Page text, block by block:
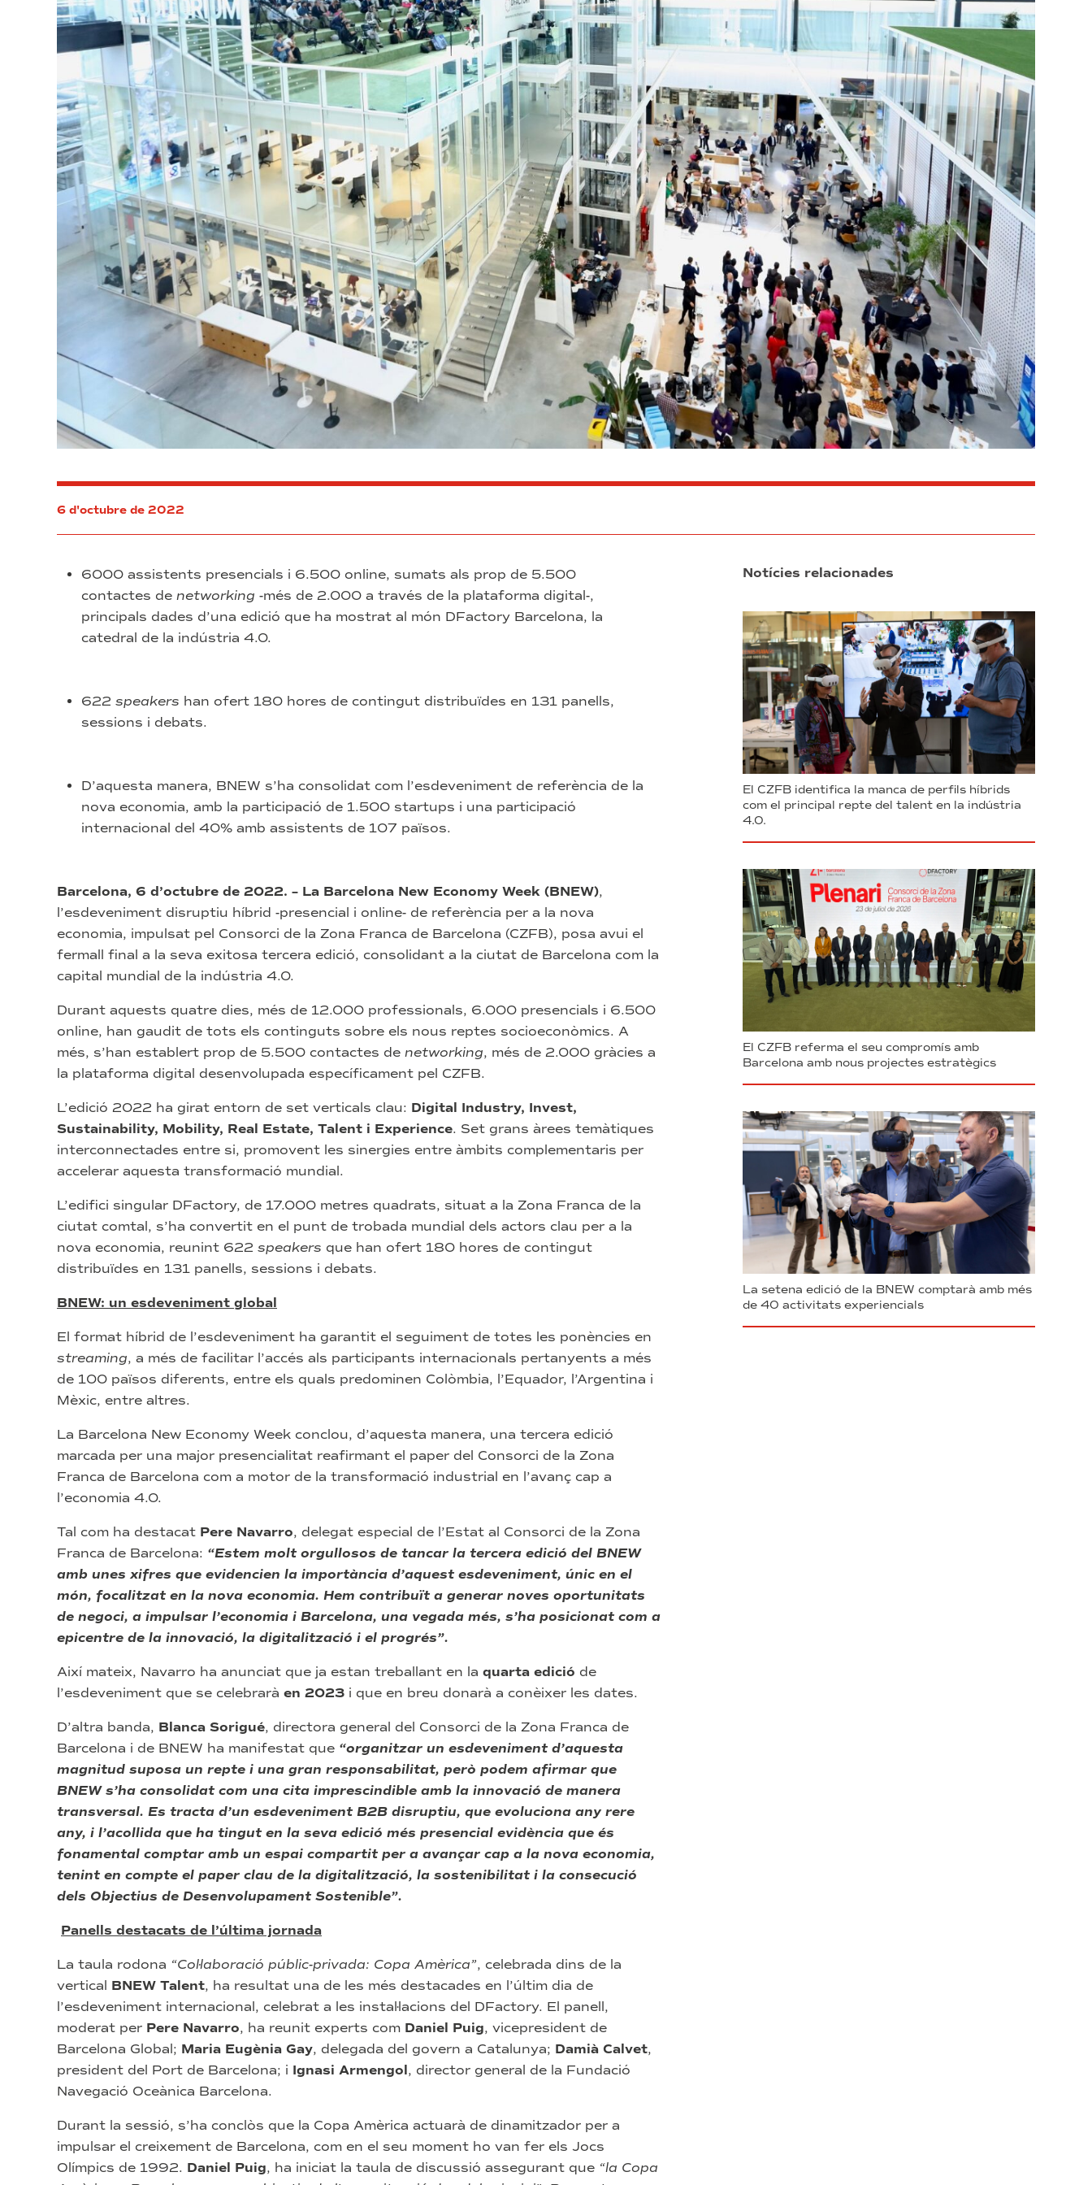
6 d'octubre de 2022
6000 assistents presencials i 6.500 online, sumats als prop de 5.500
contactes de networking -més de 2.000 a través de la plataforma digital-,
principals dades d’una edició que ha mostrat al món DFactory Barcelona, la
catedral de la indústria 4.0.
622 speakers han ofert 180 hores de contingut distribuïdes en 131 panells,
sessions i debats.
D’aquesta manera, BNEW s’ha consolidat com l’esdeveniment de referència de la
nova economia, amb la participació de 1.500 startups i una participació
internacional del 40% amb assistents de 107 països.
Barcelona, 6 d’octubre de 2022. – La Barcelona New Economy Week (BNEW),
l’esdeveniment disruptiu híbrid -presencial i online- de referència per a la nova
economia, impulsat pel Consorci de la Zona Franca de Barcelona (CZFB), posa avui el
fermall final a la seva exitosa tercera edició, consolidant a la ciutat de Barcelona com la
capital mundial de la indústria 4.0.
Durant aquests quatre dies, més de 12.000 professionals, 6.000 presencials i 6.500
online, han gaudit de tots els continguts sobre els nous reptes socioeconòmics. A
més, s’han establert prop de 5.500 contactes de networking, més de 2.000 gràcies a
la plataforma digital desenvolupada específicament pel CZFB.
L’edició 2022 ha girat entorn de set verticals clau: Digital Industry, Invest,
Sustainability, Mobility, Real Estate, Talent i Experience. Set grans àrees temàtiques
interconnectades entre si, promovent les sinergies entre àmbits complementaris per
accelerar aquesta transformació mundial.
L’edifici singular DFactory, de 17.000 metres quadrats, situat a la Zona Franca de la
ciutat comtal, s’ha convertit en el punt de trobada mundial dels actors clau per a la
nova economia, reunint 622 speakers que han ofert 180 hores de contingut
distribuïdes en 131 panells, sessions i debats.
BNEW: un esdeveniment global
El format híbrid de l’esdeveniment ha garantit el seguiment de totes les ponències en
streaming, a més de facilitar l’accés als participants internacionals pertanyents a més
de 100 països diferents, entre els quals predominen Colòmbia, l’Equador, l’Argentina i
Mèxic, entre altres.
La Barcelona New Economy Week conclou, d’aquesta manera, una tercera edició
marcada per una major presencialitat reafirmant el paper del Consorci de la Zona
Franca de Barcelona com a motor de la transformació industrial en l’avanç cap a
l’economia 4.0.
Tal com ha destacat Pere Navarro, delegat especial de l’Estat al Consorci de la Zona
Franca de Barcelona: “Estem molt orgullosos de tancar la tercera edició del BNEW
amb unes xifres que evidencien la importància d’aquest esdeveniment, únic en el
món, focalitzat en la nova economia. Hem contribuït a generar noves oportunitats
de negoci, a impulsar l’economia i Barcelona, una vegada més, s’ha posicionat com a
epicentre de la innovació, la digitalització i el progrés”.
Així mateix, Navarro ha anunciat que ja estan treballant en la quarta edició de
l’esdeveniment que se celebrarà en 2023 i que en breu donarà a conèixer les dates.
D’altra banda, Blanca Sorigué, directora general del Consorci de la Zona Franca de
Barcelona i de BNEW ha manifestat que “organitzar un esdeveniment d’aquesta
magnitud suposa un repte i una gran responsabilitat, però podem afirmar que
BNEW s’ha consolidat com una cita imprescindible amb la innovació de manera
transversal. Es tracta d’un esdeveniment B2B disruptiu, que evoluciona any rere
any, i l’acollida que ha tingut en la seva edició més presencial evidència que és
fonamental comptar amb un espai compartit per a avançar cap a la nova economia,
tenint en compte el paper clau de la digitalització, la sostenibilitat i la consecució
dels Objectius de Desenvolupament Sostenible”.
Panells destacats de l’última jornada
La taula rodona “Col·laboració públic-privada: Copa Amèrica”, celebrada dins de la
vertical BNEW Talent, ha resultat una de les més destacades en l’últim dia de
l’esdeveniment internacional, celebrat a les instal·lacions del DFactory. El panell,
moderat per Pere Navarro, ha reunit experts com Daniel Puig, vicepresident de
Barcelona Global; Maria Eugènia Gay, delegada del govern a Catalunya; Damià Calvet,
president del Port de Barcelona; i Ignasi Armengol, director general de la Fundació
Navegació Oceànica Barcelona.
Durant la sessió, s’ha conclòs que la Copa Amèrica actuarà de dinamitzador per a
impulsar el creixement de Barcelona, com en el seu moment ho van fer els Jocs
Olímpics de 1992. Daniel Puig, ha iniciat la taula de discussió assegurant que “la Copa
Notícies relacionades
El CZFB identifica la manca de perfils híbrids
com el principal repte del talent en la indústria
4.0.
El CZFB referma el seu compromís amb
Barcelona amb nous projectes estratègics
La setena edició de la BNEW comptarà amb més
de 40 activitats experiencials